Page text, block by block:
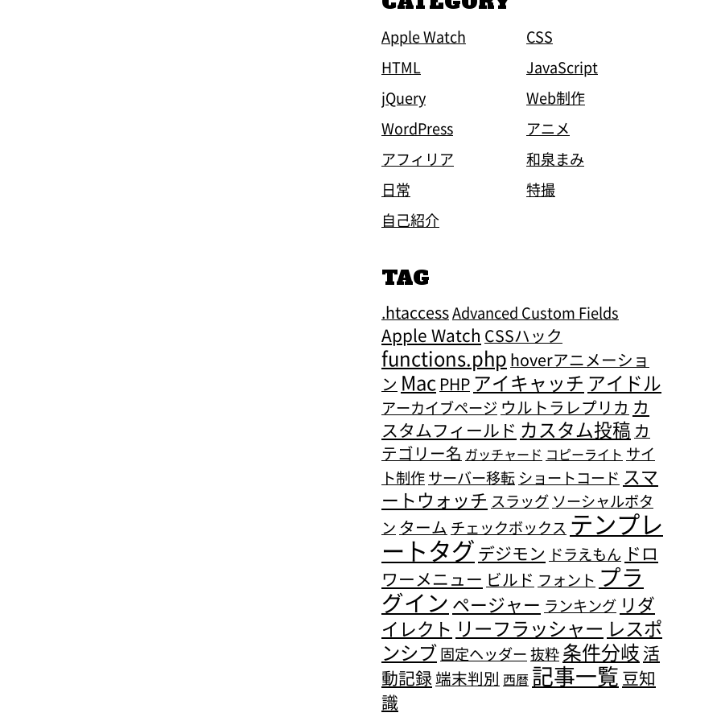
Apple Watch
CSS
HTML
JavaScript
jQuery
Web制作
WordPress
アニメ
アフィリア
和泉まみ
日常
特撮
自己紹介
TAG
.htaccessAdvanced Custom Fields
Apple Watch CSSハック
functions.php hoverアニメーショ
ン Mac PHP アイキャッチ アイドル
アーカイブページ ウルトラレプリカ カ
スタムフィールド カスタム投稿 カ
テゴリー名 ガッチャード コピーライト サイ
ト制作サーバー移転 ショートコード スマ
ートウォッチ スラッグ ソーシャルボタ
ン ターム チェックボックス テンプレ
ートタグ デジモン ドラえもん ドロ
ワーメニュー ビルド フォント プラ
グイン ページャー ランキング リダ
イレクト リーフラッシャー レスポ
ンシブ固定ヘッダー抜粋条件分岐 活
動記録端末判別 西暦 記事一覧 豆知
識